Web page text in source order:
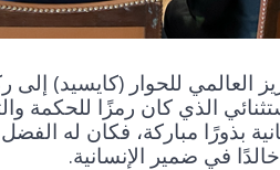
العالمي للحوار (كايسيد)
الذي كان رمزًا للحكمة
بذورًا مباركة، فكان له
في ضمير الإنسانية.